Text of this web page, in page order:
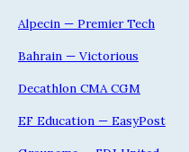
Alpecin — Premier Tech
Bahrain — Victorious
Decathlon CMA CGM
EF Education — EasyPost